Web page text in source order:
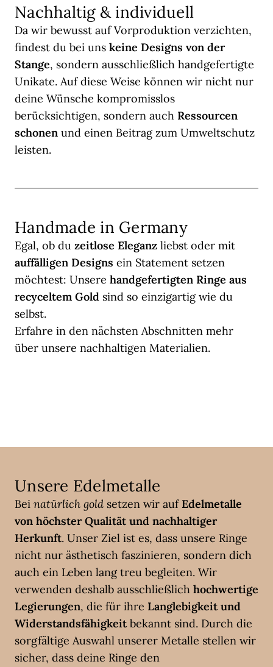
Nachhaltig & individuell
Da wir bewusst auf Vorproduktion verzichten,
findest du bei uns keine Designs von der
Stange, sondern ausschließlich handgefertigte
Unikate. Auf diese Weise können wir nicht nur
deine Wünsche kompromisslos
berücksichtigen, sondern auch Ressourcen
schonen und einen Beitrag zum Umweltschutz
leisten.
Handmade in Germany
Egal, ob du zeitlose Eleganz liebst oder mit
auffälligen Designs ein Statement setzen
möchtest: Unsere handgefertigten Ringe aus
recyceltem Gold sind so einzigartig wie du
selbst.
Erfahre in den nächsten Abschnitten mehr
über unsere nachhaltigen Materialien.
Unsere Edelmetalle
Bei natürlich gold setzen wir auf Edelmetalle
von höchster Qualität und nachhaltiger
Herkunft. Unser Ziel ist es, dass unsere Ringe
nicht nur ästhetisch faszinieren, sondern dich
auch ein Leben lang treu begleiten. Wir
verwenden deshalb ausschließlich hochwertige
Legierungen, die für ihre Langlebigkeit und
Widerstandsfähigkeitbekannt sind. Durch die
sorgfältige Auswahl unserer Metalle stellen wir
sicher, dass deine Ringe den